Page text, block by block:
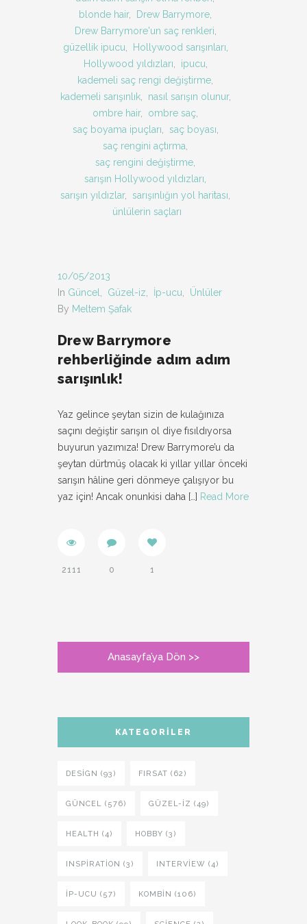
blonde hair, Drew Barrymore
Drew Barrymore'un saç renkleri
güzellik ipucu
Hollywood sarışınları
Hollywood yıldızları
ipucu
kademeli saç rengi değiştirme
kademeli sarışınlık, nasıl sarışın olunur,
ombre hair, ombre saç
saç boyama ipuçları
saç boyası
saç rengini açtırma
saç rengini değiştirme
sarışın Hollywood yıldızları
sarışın yıldızlar, sarışınlığın yol haritası
ünlülerin saçları
10/05/2013
In Güncel Güzel-iz İp-ucu
Ünlüler
By Meltem Şafak
Drew Barrymore
rehberliğinde adım adım
sarışınlık!
Yaz gelince şeytan sizin de kulağınıza
saçını değiştir sarışın ol diye fısıldıyorsa
buyurun yazımıza! Drew Barrymore’u da
şeytan dürtmüş olacak ki yıllar yıllar önceki
sarışın hâline geri dönmeye çalışıyor bu
yaz için! Ancak onunkisi daha […] Read More
2111 0 1
Anasayfa’ya Dön >>
KATEGORILER
DESIGN (93) FIRSAT (62)
GÜNCEL (576) GÜZEL-IZ (49)
HEALTH (4) HOBBY (3)
INSPIRATION (3) INTERVIEW (4)
İP-UCU (57) KOMBIN (106)